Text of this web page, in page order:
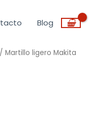
Blog
/ Martillo ligero Makita